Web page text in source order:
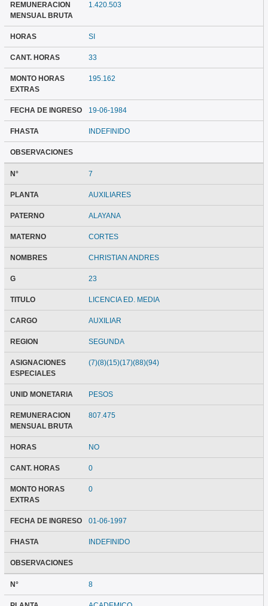
REMUNERACION
MENSUAL BRUTA
1.420.503
HORAS SI
CANT. HORAS 33
MONTO HORAS
EXTRAS
195.162
FECHA DE INGRESO 19-06-1984
FHASTA INDEFINIDO
OBSERVACIONES
N° 7
PLANTA AUXILIARES
PATERNO ALAYANA
MATERNO CORTES
NOMBRES CHRISTIAN ANDRES
G 23
TITULO LICENCIA ED. MEDIA
CARGO AUXILIAR
REGION SEGUNDA
ASIGNACIONES
ESPECIALES
(7)(8)(15)(17)(88)(94)
UNID MONETARIA PESOS
REMUNERACION
MENSUAL BRUTA
807.475
HORAS NO
CANT. HORAS 0
MONTO HORAS
EXTRAS
0
FECHA DE INGRESO 01-06-1997
FHASTA INDEFINIDO
OBSERVACIONES
N° 8